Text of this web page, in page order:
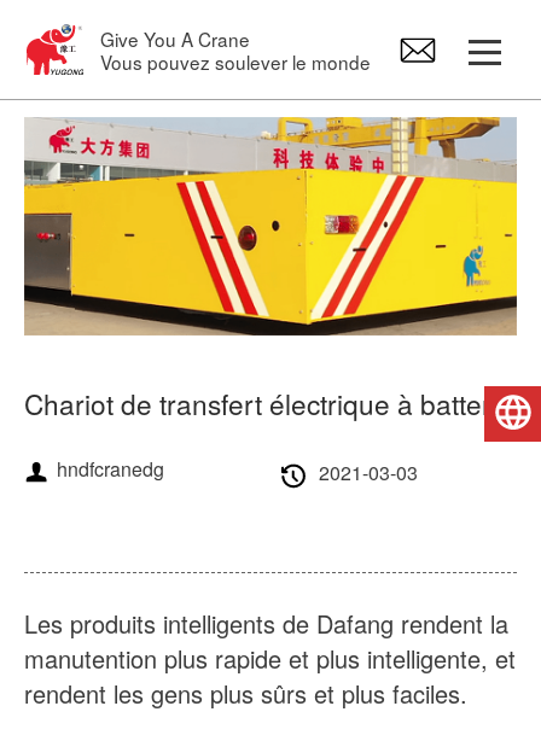
Give You A Crane
Vous pouvez soulever le monde
Grue Portique
Pont roulant
Grue Potence
Cas
FAQs
Nous contacter
Chariot de transfert électrique à batterie
hndfcranedg 2021-03-03
Les produits intelligents de Dafang rendent la
manutention plus rapide et plus intelligente, et
rendent les gens plus sûrs et plus faciles.
Français